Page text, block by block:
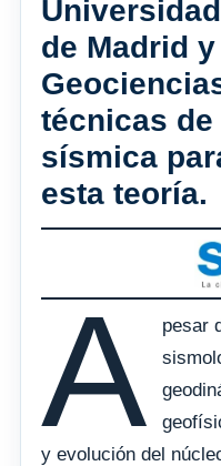
de Madrid
técnicas de
sísmica
esta teoría.
A
pesar
y evolución del